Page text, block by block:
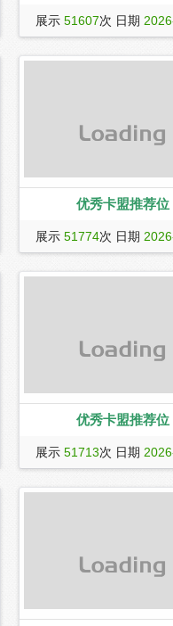
展示 51607次 日期
优秀卡盟推荐位
展示 51774次 日期
优秀卡盟推荐位
展示 51713次 日期